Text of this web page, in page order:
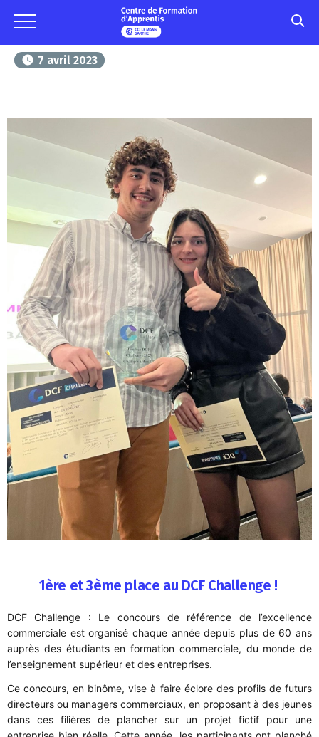
7 avril 2023
1ère et 3ème place au DCF Challenge !
DCF Challenge : Le concours de référence de l’excellence
commerciale est organisé chaque année depuis plus de 60 ans
auprès des étudiants en formation commerciale, du monde de
l’enseignement supérieur et des entreprises.
Ce concours, en binôme, vise à faire éclore des profils de futurs
directeurs ou managers commerciaux, en proposant à des jeunes
dans ces filières de plancher sur un projet fictif pour une